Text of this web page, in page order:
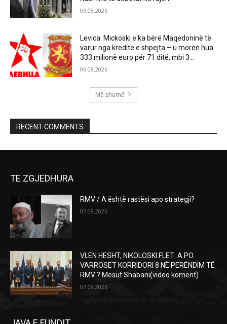
06.08.2026
Levica: Mickoski e ka bërë Maqedoninë të
varur nga kreditë e shpejta – u morën hua
333 milionë euro për 71 ditë, mbi 3...
06.08.2026
Më shumë
RECENT COMMENTS
TE ZGJEDHURA
RMV / A është rastësi apo strategji?
07.08.2026
VLEN HESHT, NIKOLOSKI FLET: A PO
VARROSET KORRIDORI 8 NË PERËNDIM TË
RMV ? Mesut Shabani(video koment)
07.08.2026